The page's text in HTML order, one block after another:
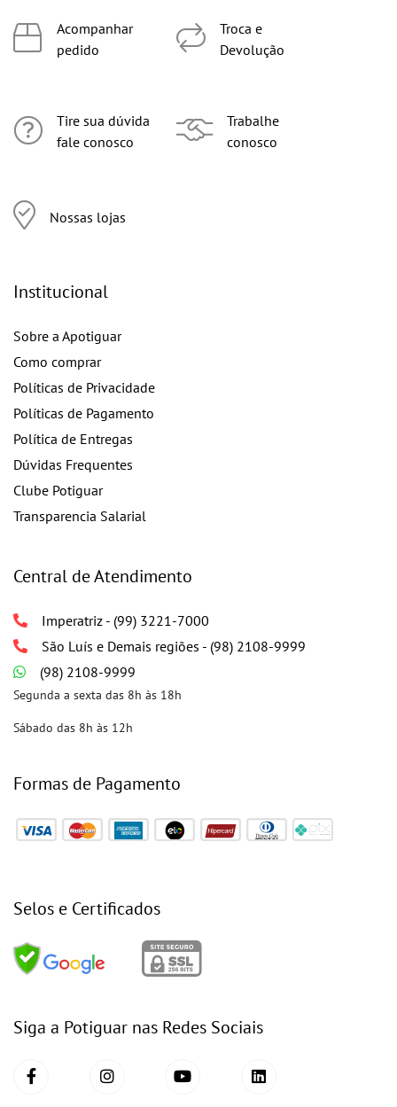
Acompanhar
pedido
Tire sua dúvida
fale conosco
Nossas lojas
Troca e
Devolução
Trabalhe
conosco
Institucional
Sobre a Apotiguar
Como comprar
Políticas de Privacidade
Políticas de Pagamento
Política de Entregas
Dúvidas Frequentes
Clube Potiguar
Transparencia Salarial
Central de Atendimento
Imperatriz - (99) 3221-7000
São Luís e Demais regiões - (98) 2108-9999
(98) 2108-9999
Segunda a sexta das 8h às 18h
Sábado das 8h às 12h
Formas de Pagamento
Selos e Certificados
Siga a Potiguar nas Redes Sociais